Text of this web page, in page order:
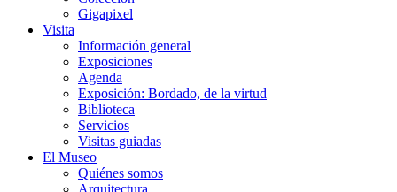
Gigapixel
Visita
Información general
Exposiciones
Agenda
Exposición: Bordado, de la virtud
Biblioteca
Servicios
Visitas guiadas
El Museo
Quiénes somos
Arquitectura